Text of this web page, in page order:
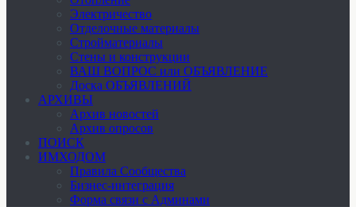
Электричество
Отделочные материалы
Стройматериалы
Стены и конструкции
ВАШ ВОПРОС или ОБЪЯВЛЕНИЕ
Доска ОБЪЯВЛЕНИЙ
АРХИВЫ
Архив новостей
Архив опросов
ПОИСК
ИМХОДОМ
Правила Сообщества
Бизнес-интеграция
Форма связи с Админами